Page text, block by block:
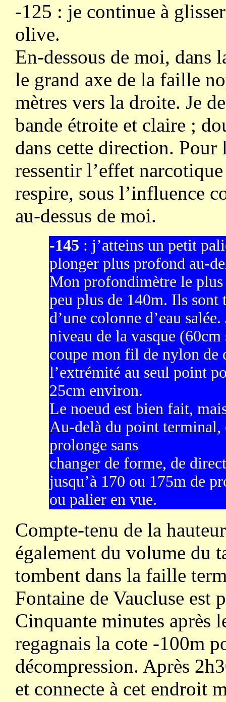
-125 : je continue à
olive.
En-dessous de moi, dans
le grand axe de la faille
mètres vers la droite. Je
bande étroite et claire ;
dans cette direction. Pour
ressentir l’effet
respire, sous l’influence
au-dessus de moi.
-145 : j’atteins un petit
plonger plus profond au-
Mon profondimètre le
peu plus de 140m. Ils sont
d’une colonne d’eau
niveau de la vasque
coupe mon fil de nylon de
l’extrémité au seul point
25cm environ.
Le noeud est bien fait,
Au-delà du point
prolonge sans
changer de forme, de
jusqu’à 170 ou 175m de
ou palier en vue.
Compte-tenu de la
également du volume du
tombent dans la faille
Fontaine de Vaucluse est
Cinquante minutes après
regagnais la cote -100m
décompression. Après
et connecte à cet endroit